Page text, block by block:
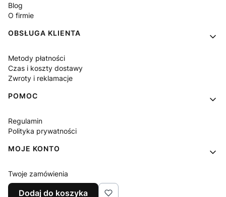
Blog
O firmie
OBSŁUGA KLIENTA
Metody płatności
Czas i koszty dostawy
Zwroty i reklamacje
POMOC
Regulamin
Polityka prywatności
MOJE KONTO
Twoje zamówienia
Ustawienia konta
Ulubione
Dodaj do koszyka